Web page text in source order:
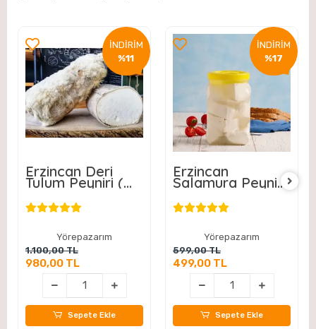
İNDİRİM
%11
Erzincan Deri
Tulum Peyniri (
1000 - 1300 ) Gr
Yörepazarım
1.100,00 TL
980,00 TL
Sepete Ekle
İNDİRİM
%17
Erzincan
Salamura Peyniri
Net 900 Gr
Yörepazarım
599,00 TL
499,00 TL
Sepete Ekle